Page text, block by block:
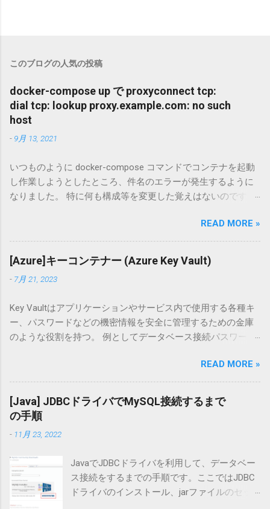
このブログの人気の投稿
docker-compose up で proxyconnect tcp:
dial tcp: lookup proxy.example.com: no such
host
- 9月 13, 2021
いつものように docker-compose コマンドでコンテナを起動
し作業しようとしたところ、件名のエラーが発生するように
なりました。 特に何も構成等を変更した覚えはないのです
環境、バージョン等 $ cat /etc/issue Ubuntu 20.04.3 LTS \n \l $
docker --version Docker version 20.10.8, build 3967b7d $
docker-compose --version docker-compose version 1.26.0,
build d4451659 発生事象 コンテナを起動する docker-
compose up -d でコンテナを起動します。 $ docker-compose
1.docker.io/v2/": proxyconnect tcp: dial tcp: lookup
proxy.example.com: no such host 「プロキシーサーバーが見
つからない」と言われているようですが、全く見に覚えがあ
記事 で紹介したテスト用プロジェクトでも一応試したました
が同様のエラーでした。 $ docker-compose up -d Pulling web
(nginx:alpine)... ERROR: Get "https://registry-1.docker.io/v2/":
proxyconnect tcp: dial tcp: lookup proxy.example.com: no such
host Docker ログイン Dockerへのログインを試したところ、
Authenticating with existing credentials... Login did not
succeed, error: Error response from daemon: G...
READ MORE »
[Azure]キーコンテナー (Azure Key Vault)
- 7月 21, 2023
Key Vaultはアプリケーションやサービス内で使用する各種キ
ー、パスワードなどの機密情報を安全に管理するための金庫
のような役割を持つ。 例としてデータベース接続パスワード
を、Key Vaultで保管すると、高いセキュリティで保護され、
アクセスを許可されたアプリケーションから必要な時に取得
することができる。 価格プラン (SKU) と提供する機能 Key
VaultはStandardとPremiumの2つの価格プランで提供される。
PremiumはStandardの機能に加え、HSM (Hardware Security
Module) を使用したキーの管理をサポートする。 KeyVaultで
書の管理 HSMを利用したキーの格納 Key Vaultでのデータ保管
キー管理 データの暗号化に使用する暗号化キーの作成と管理
を行う。以下2種類のキーの作成を行う。 ソフトキー キーコ
READ MORE »
[Java] JDBCドライバでMySQL接続するまで
の手順
- 11月 23, 2022
JavaでJDBCドライバを利用して、データベー
ス接続をするまでの手順です。ここではJDBC
ドライバのインストール、jarファイルのセッ